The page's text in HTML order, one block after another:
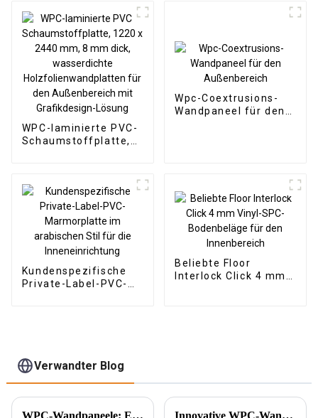
mm rutschfester
Holz-SPC-Boden
WPC-laminierte PVC-
Schaumstoffplatte,
Holzfolienwandplatten
für den Außenbereich
mit Grafikdesign-
Lösung
Wpc-Coextrusions-
Wandpaneel für den
Kundenspezifische
Private-Label-PVC-
Beliebte Floor
Interlock Click 4 mm
Verwandter Blog